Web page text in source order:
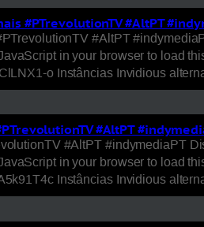
#PTrevolutionTV #AltPT
#AltPT
in your browser to load
o Instâncias Invidious
#AltPT
#AltPT #indymediaPT
in your browser to load
Instâncias Invidious